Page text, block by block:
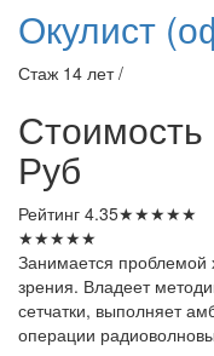
Окулист
Стаж 14 лет /
Руб
Рейтинг 4.35★★★★★
★★★★★
Занимается проблемой
зрения. Владеет
сетчатки, выполняет
операции